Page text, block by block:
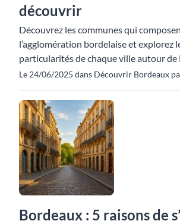
découvrir
Découvrez les communes qui
l’agglomération bordelaise et explorez
particularités de chaque ville autour de
Le 24/06/2025 dans Découvrir Bordeaux
Bordeaux : 5 raisons de